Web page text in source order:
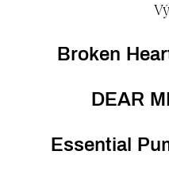
Broken
DEAR
Essential